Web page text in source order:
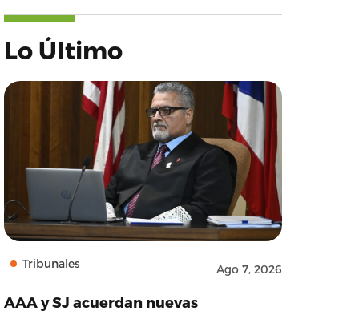
Lo Último
Tribunales Ago 7, 2026
AAA y SJ acuerdan nuevas